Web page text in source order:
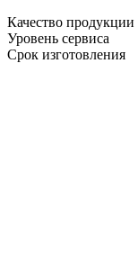
Качество продукции
Уровень сервиса
Срок изготовления